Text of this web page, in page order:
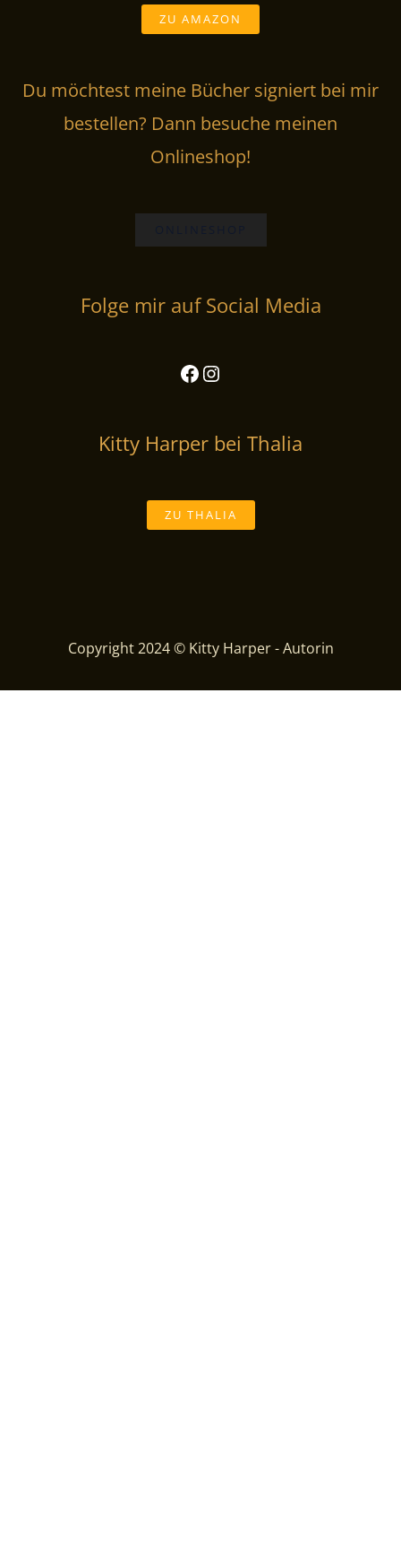
ZU AMAZON
Du möchtest meine Bücher signiert bei mir
bestellen? Dann besuche meinen
Onlineshop!
Folge mir auf Social Media
Kitty Harper bei Thalia
ZU THALIA
Copyright 2024 © Kitty Harper - Autorin